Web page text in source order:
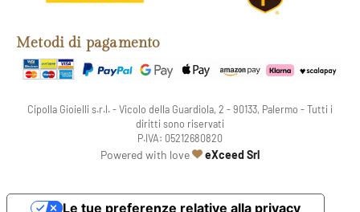
Metodi di pagamento
Cipolla Gioielli s.r.l. - Vicolo della Guardiola, 2 - 90133, Palermo - Tutti i
diritti sono riservati
P.IVA: 05212680820
Powered with love eXceed Srlweb agency
Le tue preferenze relative alla privacy